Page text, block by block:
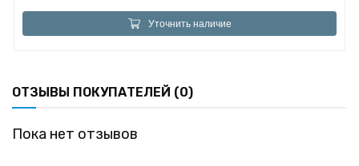
Уточнить наличие
ОТЗЫВЫ ПОКУПАТЕЛЕЙ (0)
Пока нет отзывов